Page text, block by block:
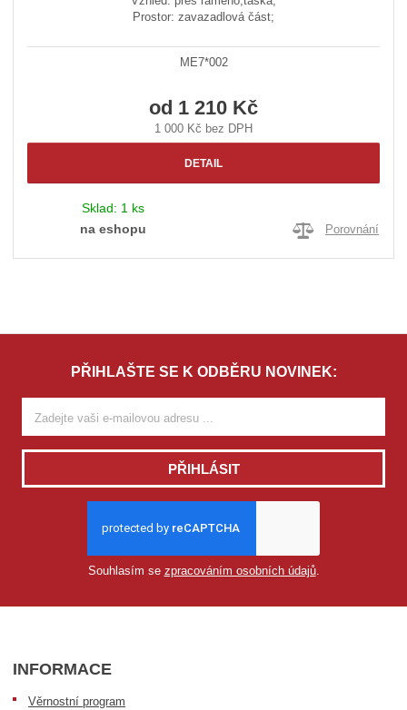
Prostor: zavazadlová část;
ME7*002
od 1 210 Kč
1 000 Kč bez DPH
DETAIL
Sklad: 1 ks
na eshopu
Porovnání
PŘIHLAŠTE SE K ODBĚRU NOVINEK:
PŘIHLÁSIT
Souhlasím se zpracováním osobních údajů.
INFORMACE
Věrnostní program